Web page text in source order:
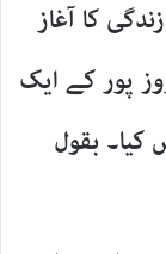
کا آغاز
پور کے ایک
کیا۔ بقول